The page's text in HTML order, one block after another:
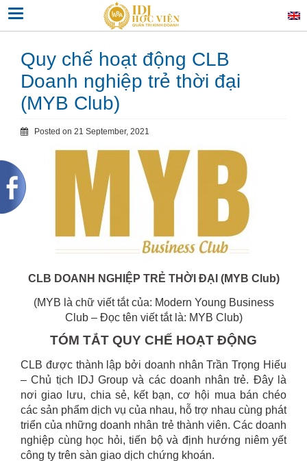
Skip
content
Toggle navigation
Quy chế hoạt động CLB
Doanh nghiệp trẻ thời đại
(MYB Club)
Posted on 21 September, 2021
CLB DOANH NGHIỆP TRẺ THỜI ĐẠI (MYB Club)
(MYB là chữ viết tắt của: Modern Young Business
Club – Đọc tên viết tắt là: MYB Club)
TÓM TẮT QUY CHẾ HOẠT ĐỘNG
CLB được thành lập bởi doanh nhân Trần Trọng Hiếu
– Chủ tịch IDJ Group và các doanh nhân trẻ. Đây là
nơi giao lưu, chia sẻ, kết bạn, cơ hội mua bán chéo
các sản phẩm dịch vụ của nhau, hỗ trợ nhau cùng phát
triển của những doanh nhân trẻ thành viên. Các doanh
nghiệp cùng học hỏi, tiến bộ và định hướng niêm yết
công ty trên sàn giao dịch chứng khoán.